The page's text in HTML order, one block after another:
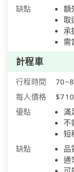
缺點
額
取
承
需
計程車
行程時間
每人價格
優點
滿
不
短
缺點
品
通